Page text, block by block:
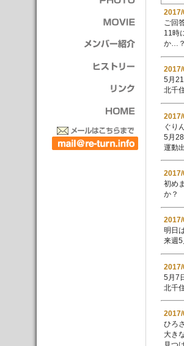
ご回
11時
か…？
5月
北千
ぐり
5月
運動
初め
か？
明日
来週5
5月7
北千
ひろ
大き